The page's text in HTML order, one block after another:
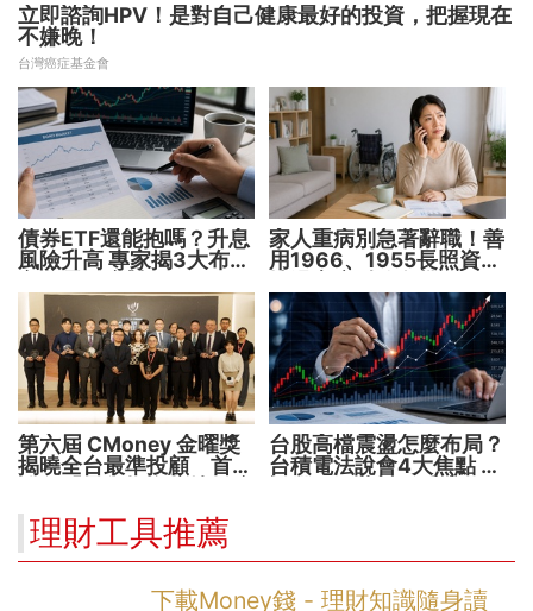
立即諮詢HPV！是對自己健康最好的投資，把握現在
不嫌晚！
台灣癌症基金會
債券ETF還能抱嗎？升息
風險升高 專家揭3大布局
家人重病別急著辭職！善
用1966、1955長照資源
第六屆 CMoney 金曜獎
揭曉全台最準投顧 首度
用 助攻投顧、投信打造
下一代
台股高檔震盪怎麼布局？
台積電法說會4大焦點 AI
理財工具推薦
下載Money錢 - 理財知識隨身讀